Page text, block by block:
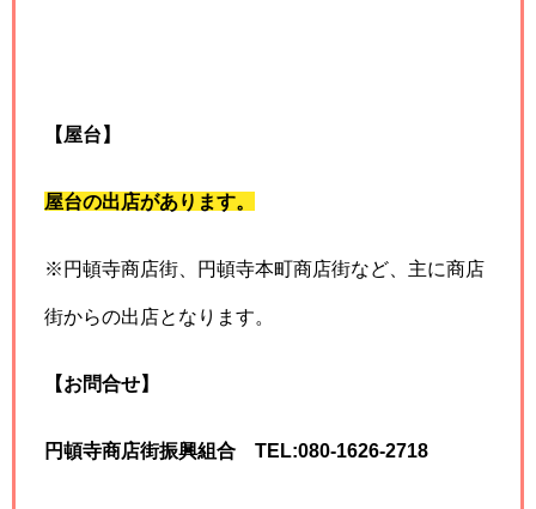
【屋台】
屋台の出店があります。
※円頓寺商店街、円頓寺本町商店街など、主に商店
街からの出店となります。
【お問合せ】
円頓寺商店街振興組合 TEL:080-1626-2718